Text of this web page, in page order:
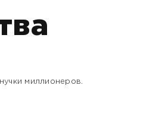
миллионеров.